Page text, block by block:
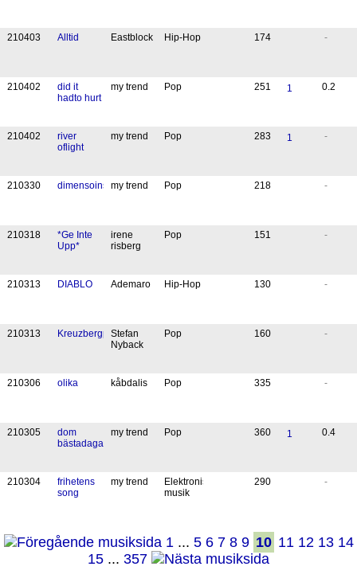
210403 Alltid Eastblock Hip-Hop 174 -
210402
did it
hadto hurt
my trend Pop 251 1 0.2
210402
river
oflight
my trend Pop 283 1 -
210330 dimensoinsmix1my trend Pop 218 -
210318
*Ge Inte
Upp*
irene
risberg
Pop 151 -
210313 DIABLO Ademaro Hip-Hop 130 -
210313 Kreuzbergpromenad
Stefan
Nyback
Pop 160 -
210306 olika kåbdalis Pop 335 -
210305
dom
bästadagarna
my trend Pop 360 1 0.4
210304
frihetens
song
my trend
Elektronisk
musik
290 -
1 ... 5 6 7 8 9 10 11 12 13 14
15 ... 357